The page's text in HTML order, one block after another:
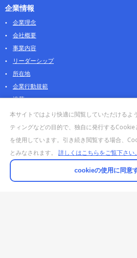
企業情報
企業理念
会社概要
事業内容
リーダーシップ
所在地
企業行動規範
沿革
採用情報
パートナー
お問合せ・販売
法人お問合せについて
AOSストア
本サイトではより快適に閲覧していただけるよ
ティングなどの目的で、独自に発行する
を使用しています。引き続き閲覧する場合、
とみなされます。 詳しくはこちらをご覧下さい。
cookieの使用に同意